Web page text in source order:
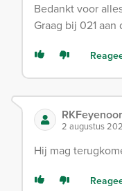
Bedankt voor
Graag bij 021
2 augustus
Hij mag